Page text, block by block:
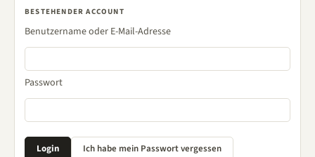
BESTEHENDER ACCOUNT
Benutzername oder E-Mail-Adresse
Passwort